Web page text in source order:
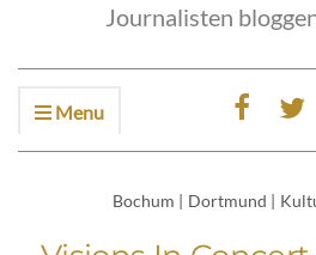
Journalisten
Menu
Bochum | Dortmund |